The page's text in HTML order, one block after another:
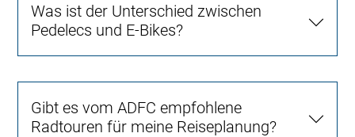
Was ist der Unterschied zwischen
Pedelecs und E-Bikes?
Gibt es vom ADFC empfohlene
Radtouren für meine Reiseplanung?